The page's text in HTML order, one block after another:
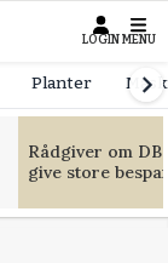
LOGIN MENU
Planter
Rådgiver om
give store